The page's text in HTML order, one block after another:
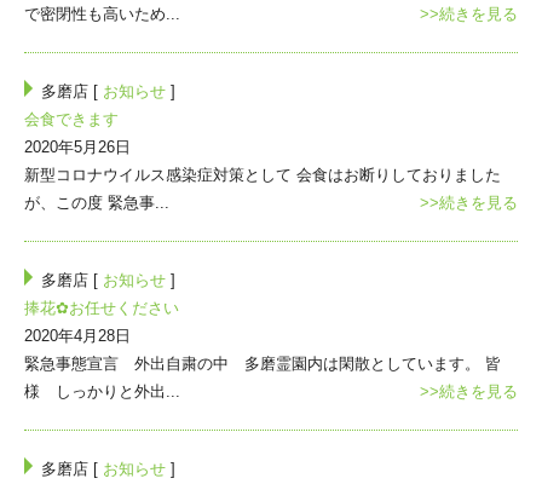
で密閉性も高いため...
>>続きを見る
多磨店 [ お知らせ ]
会食できます
2020年5月26日
新型コロナウイルス感染症対策として 会食はお断りしておりました
が、この度 緊急事...
>>続きを見る
多磨店 [ お知らせ ]
捧花✿お任せください
2020年4月28日
緊急事態宣言 外出自粛の中 多磨霊園内は閑散としています。 皆
様 しっかりと外出...
>>続きを見る
多磨店 [ お知らせ ]